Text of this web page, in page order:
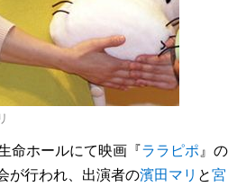
命ホールにて映画『ララピポ』の
が行われ、出演者の濱田マリ と宮